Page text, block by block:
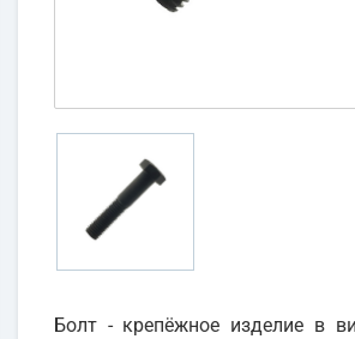
Болт - крепёжное изделие в